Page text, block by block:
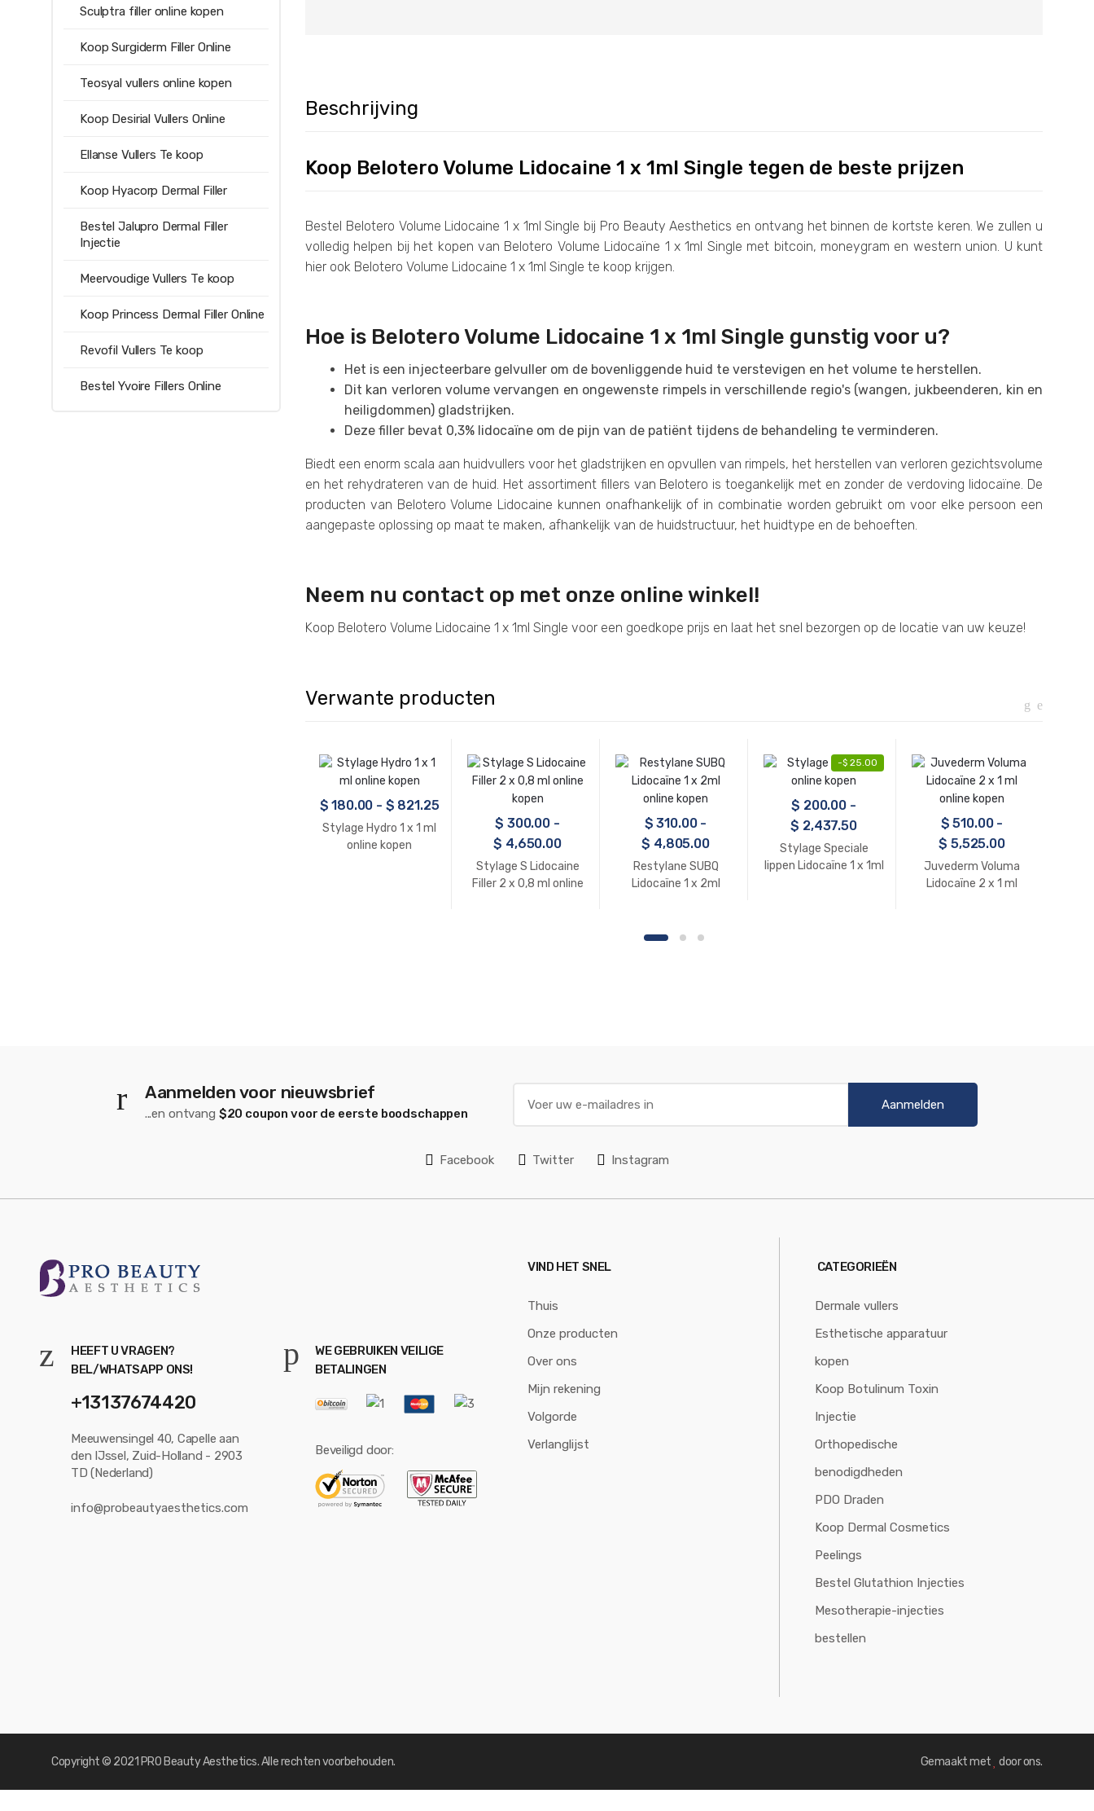
Beschrijving
Koop Belotero Volume Lidocaine 1 x 1ml Single tegen de beste prijzen
Bestel Belotero Volume Lidocaine 1 x 1ml Single bij Pro Beauty Aesthetics en ontvang het binnen de kortste keren. We zullen u
volledig helpen bij het kopen van Belotero Volume Lidocaïne 1 x 1ml Single met bitcoin, moneygram en western union. U kunt
hier ook Belotero Volume Lidocaine 1 x 1ml Single te koop krijgen.
Hoe is Belotero Volume Lidocaine 1 x 1ml Single gunstig voor u?
Het is een injecteerbare gelvuller om de bovenliggende huid te verstevigen en het volume te herstellen.
Dit kan verloren volume vervangen en ongewenste rimpels in verschillende regio's (wangen, jukbeenderen, kin en
heiligdommen) gladstrijken.
Deze filler bevat 0,3% lidocaïne om de pijn van de patiënt tijdens de behandeling te verminderen.
Biedt een enorm scala aan huidvullers voor het gladstrijken en opvullen van rimpels, het herstellen van verloren gezichtsvolume
en het rehydrateren van de huid. Het assortiment fillers van Belotero is toegankelijk met en zonder de verdoving lidocaïne. De
producten van Belotero Volume Lidocaine kunnen onafhankelijk of in combinatie worden gebruikt om voor elke persoon een
aangepaste oplossing op maat te maken, afhankelijk van de huidstructuur, het huidtype en de behoeften.
Neem nu contact op met onze online winkel!
Koop Belotero Volume Lidocaine 1 x 1ml Single voor een goedkope prijs en laat het snel bezorgen op de locatie van uw keuze!
Verwante producten
$ 180.00 - $ 821.25
Stylage Hydro 1 x 1 ml
online kopen
$ 300.00 -
$ 4,650.00
Stylage S Lidocaine
Filler 2 x 0,8 ml online
$ 310.00-
$ 4,805.00
Restylane SUBQ
Lidocaïne 1 x 2ml
-$ 25.00
$ 200.00 -
$ 2,437.50
Stylage Speciale
lippen Lidocaïne 1 x 1ml
$ 510.00-
$ 5,525.00
Juvederm Voluma
Lidocaïne 2 x 1 ml
Sculptra filler online kopen
Koop Surgiderm Filler Online
Teosyal vullers online kopen
Koop Desirial Vullers Online
Ellanse Vullers Te koop
Koop Hyacorp Dermal Filler
Bestel Jalupro Dermal Filler
Injectie
Meervoudige Vullers Te koop
Koop Princess Dermal Filler Online
Revofil Vullers Te koop
Bestel Yvoire Fillers Online
Aanmelden voor nieuwsbrief
...en ontvang $20 coupon voor de eerste boodschappen
Aanmelden
Facebook Twitter Instagram
HEEFT U VRAGEN?
BEL/WHATSAPP ONS!
+13137674420
Meeuwensingel 40, Capelle aan
den IJssel, Zuid-Holland - 2903
TD (Nederland)
info@probeautyaesthetics.com
WE GEBRUIKEN VEILIGE
BETALINGEN
Beveiligd door:
VIND HET SNEL
Thuis
Onze producten
Over ons
Mijn rekening
Volgorde
Verlanglijst
CATEGORIEËN
Dermale vullers
Esthetische apparatuur
kopen
Koop Botulinum Toxin
Injectie
Orthopedische
benodigdheden
PDO Draden
Koop Dermal Cosmetics
Peelings
Bestel Glutathion Injecties
Mesotherapie-injecties
bestellen
Copyright © 2021 PRO Beauty Aesthetics. Alle rechten voorbehouden. Gemaakt met door ons.